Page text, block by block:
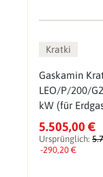
Kratki
Gaskamin
LEO/P/200/
kW (für
5.505,00 €
Ursprünglich:
-290,20 €